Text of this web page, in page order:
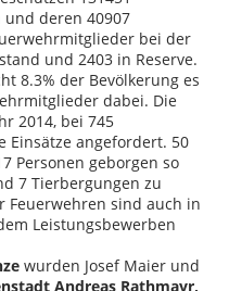
und deren 40907
bei der
und 2403 in Reserve.
8.3% der Bevölkerung es
dabei. Die
2014, bei 745
Einsätze angefordert. 50
Personen geborgen so
7 Tierbergungen zu
Feuerwehren sind auch in
Leistungsbewerben
wurden Josef Maier und
Andreas Rathmayr,